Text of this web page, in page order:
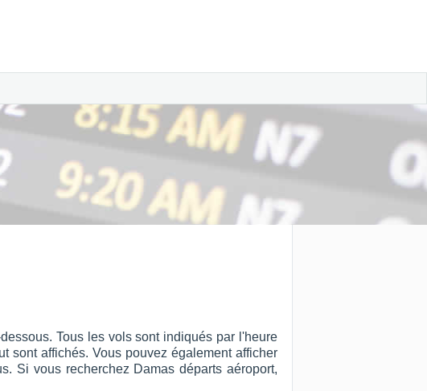
Tous les vols sont indiqués par l'heure
sont affichés. Vous pouvez également afficher
Si vous recherchez Damas départs aéroport,